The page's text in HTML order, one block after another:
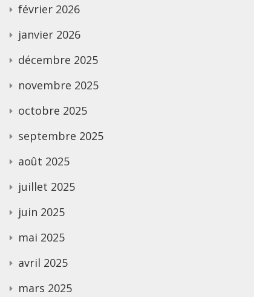
février 2026
janvier 2026
décembre 2025
novembre 2025
octobre 2025
septembre 2025
août 2025
juillet 2025
juin 2025
mai 2025
avril 2025
mars 2025